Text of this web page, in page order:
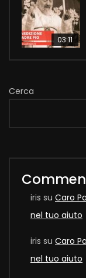
03:11
Cerca
iris su Caro
nel tuo aiuto
iris su Caro
nel tuo aiuto